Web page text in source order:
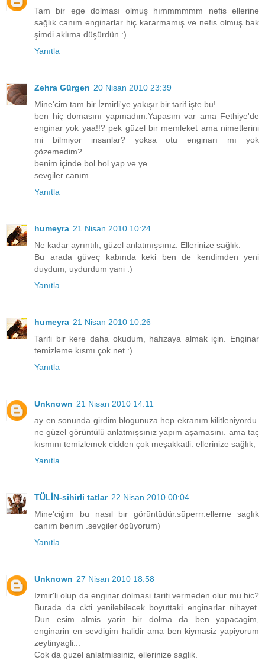
Tam bir ege dolması olmuş hımmmmmm nefis ellerine
sağlık canım enginarlar hiç kararmamış ve nefis olmuş bak
şimdi aklıma düşürdün :)
Yanıtla
Zehra Gürgen 20 Nisan 2010 23:39
Mine'cim tam bir İzmirli'ye yakışır bir tarif işte bu!
ben hiç domasını yapmadım.Yapasım var ama Fethiye'de
enginar yok yaa!!? pek güzel bir memleket ama nimetlerini
mi bilmiyor insanlar? yoksa otu enginarı mı yok
çözemedim?
benim içinde bol bol yap ve ye..
sevgiler canım
Yanıtla
humeyra 21 Nisan 2010 10:24
Ne kadar ayrıntılı, güzel anlatmışsınız. Ellerinize sağlık.
Bu arada güveç kabında keki ben de kendimden yeni
duydum, uydurdum yani :)
Yanıtla
humeyra 21 Nisan 2010 10:26
Tarifi bir kere daha okudum, hafızaya almak için. Enginar
temizleme kısmı çok net :)
Yanıtla
Unknown 21 Nisan 2010 14:11
ay en sonunda girdim blogunuza.hep ekranım kilitleniyordu.
ne güzel görüntülü anlatmışsınız yapım aşamasını. ama taç
kısmını temizlemek cidden çok meşakkatli. ellerinize sağlık,
Yanıtla
TÜLİN-sihirli tatlar 22 Nisan 2010 00:04
Mine'ciğim bu nasıl bir görüntüdür.süperrr.ellerne saglık
canım benım .sevgiler öpüyorum)
Yanıtla
Unknown 27 Nisan 2010 18:58
Izmir'li olup da enginar dolmasi tarifi vermeden olur mu hic?
Burada da ckti yenilebilecek boyuttaki enginarlar nihayet.
Dun esim almis yarin bir dolma da ben yapacagim,
enginarin en sevdigim halidir ama ben kiymasiz yapiyorum
zeytinyagli...
Cok da guzel anlatmissiniz, ellerinize saglik.